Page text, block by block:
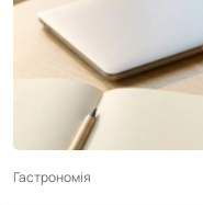
Гастрономія